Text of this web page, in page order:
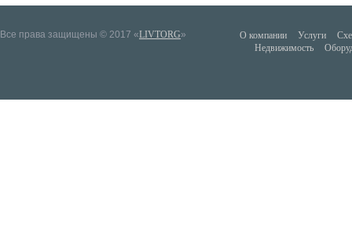
Все права защищены © 2017 «LIVTORG» О компании Услуги
Недвижимость